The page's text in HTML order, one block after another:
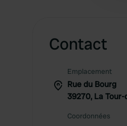
Contact
Emplacement
Rue du Bourg
39270, La
Coordonnées